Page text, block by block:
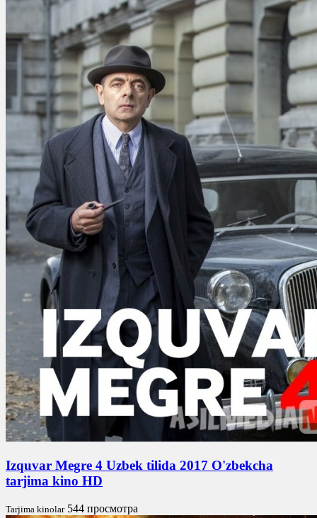
Izquvar Megre 4 Uzbek tilida 2017 O'zbekcha
tarjima kino HD
Tarjima kinolar 544 просмотра